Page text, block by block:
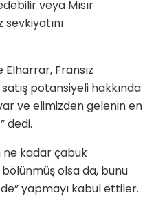
veya Mısır
sevkiyatını
Elharrar, Fransız
potansiyeli hakkında
ve elimizden gelenin en
dedi.
ne kadar çabuk
olsa da, bunu
yapmayı kabul ettiler.